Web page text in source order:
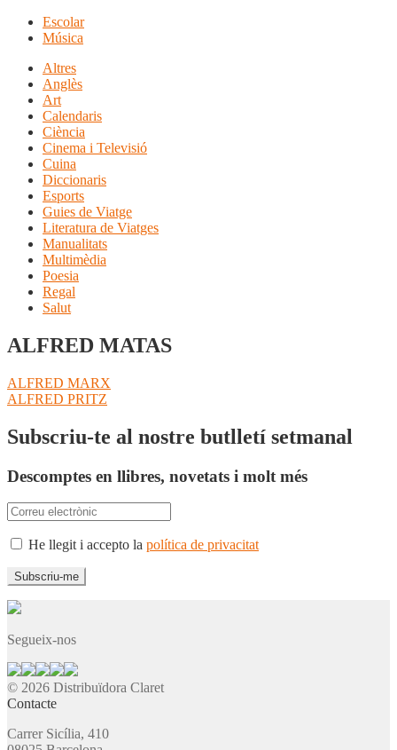
Escolar
Música
Altres
Anglès
Art
Calendaris
Ciència
Cinema i Televisió
Cuina
Diccionaris
Esports
Guies de Viatge
Literatura de Viatges
Manualitats
Multimèdia
Poesia
Regal
Salut
ALFRED MATAS
Navegació
d'entrades
Entrada
anterior:
ALFRED MARX
Pròxima
ALFRED PRITZ
Subscriu-te al nostre butlletí setmanal
Descomptes en llibres, novetats i molt més
He llegit i accepto la política de privacitat
Segueix-nos
© 2026 Distribuïdora Claret
Contacte
Carrer Sicília, 410